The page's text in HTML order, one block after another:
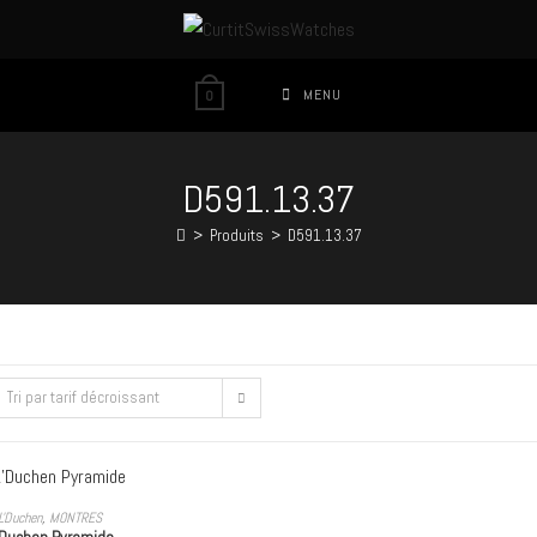
0 MENU
D591.13.37
> Produits > D591.13.37
Tri par tarif décroissant
AU PANIER
, MONTRES